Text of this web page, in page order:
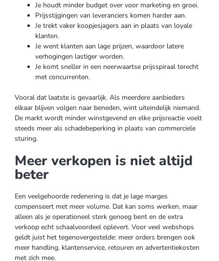
Je houdt minder budget over voor marketing en groei.
Prijsstijgingen van leveranciers komen harder aan.
Je trekt vaker koopjesjagers aan in plaats van loyale
klanten.
Je went klanten aan lage prijzen, waardoor latere
verhogingen lastiger worden.
Je komt sneller in een neerwaartse prijsspiraal terecht
met concurrenten.
Vooral dat laatste is gevaarlijk. Als meerdere aanbieders
elkaar blijven volgen naar beneden, wint uiteindelijk niemand.
De markt wordt minder winstgevend en elke prijsreactie voelt
steeds meer als schadebeperking in plaats van commerciele
sturing.
Meer verkopen is niet altijd
beter
Een veelgehoorde redenering is dat je lage marges
compenseert met meer volume. Dat kan soms werken, maar
alleen als je operationeel sterk genoeg bent en de extra
verkoop echt schaalvoordeel oplevert. Voor veel webshops
geldt juist het tegenovergestelde: meer orders brengen ook
meer handling, klantenservice, retouren en advertentiekosten
met zich mee.